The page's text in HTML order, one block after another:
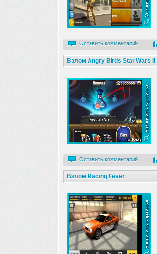
Оставить комментарий
Взлом Angry Birds Star Wars II
Оставить комментарий
Взлом Racing Fever